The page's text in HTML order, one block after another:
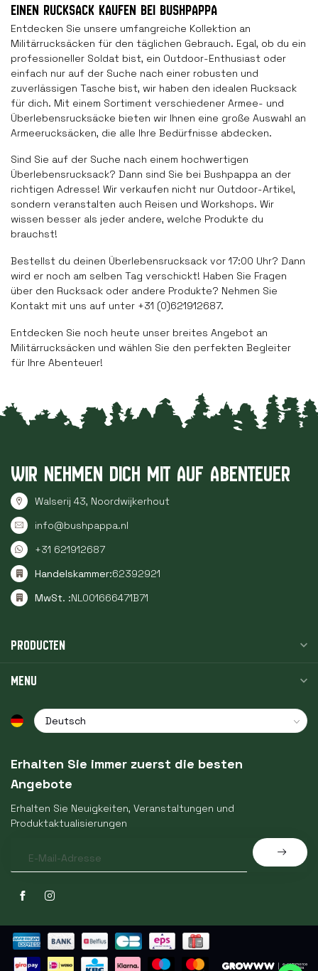
EINEN RUCKSACK KAUFEN BEI BUSHPAPPA
Entdecken Sie unsere umfangreiche Kollektion an
Militärrucksäcken für den täglichen Gebrauch. Egal, ob du ein
professioneller Soldat bist, ein Outdoor-Enthusiast oder
einfach nur auf der Suche nach einer robusten und
zuverlässigen Tasche bist, wir haben den idealen Rucksack
für dich. Mit einem Sortiment verschiedener Armee- und
Überlebensrucksäcke bieten wir Ihnen eine große Auswahl an
Armeerucksäcken, die alle Ihre Bedürfnisse abdecken.
Sind Sie auf der Suche nach einem hochwertigen
Überlebensrucksack? Dann sind Sie bei Bushpappa an der
richtigen Adresse! Wir verkaufen nicht nur Outdoor-Artikel,
sondern veranstalten auch Reisen und Workshops. Wir
wissen besser als jeder andere, welche Produkte du
brauchst!
Bestellst du deinen Überlebensrucksack vor 17:00 Uhr? Dann
wird er noch am selben Tag verschickt! Haben Sie Fragen
über den Rucksack oder andere Produkte? Nehmen Sie
Kontakt mit uns auf unter +31 (0)621912687.
Entdecken Sie noch heute unser breites Angebot an
Militärrucksäcken und wählen Sie den perfekten Begleiter
für Ihre Abenteuer!
WIR NEHMEN DICH MIT AUF ABENTEUER
Walserij 43, Noordwijkerhout
info@bushpappa.nl
+31 621912687
Handelskammer:62392921
MwSt. :NL001666471B71
PRODUCTEN
MENU
Erhalten Sie immer zuerst die besten
Angebote
Erhalten Sie Neuigkeiten, Veranstaltungen und
Produktaktualisierungen